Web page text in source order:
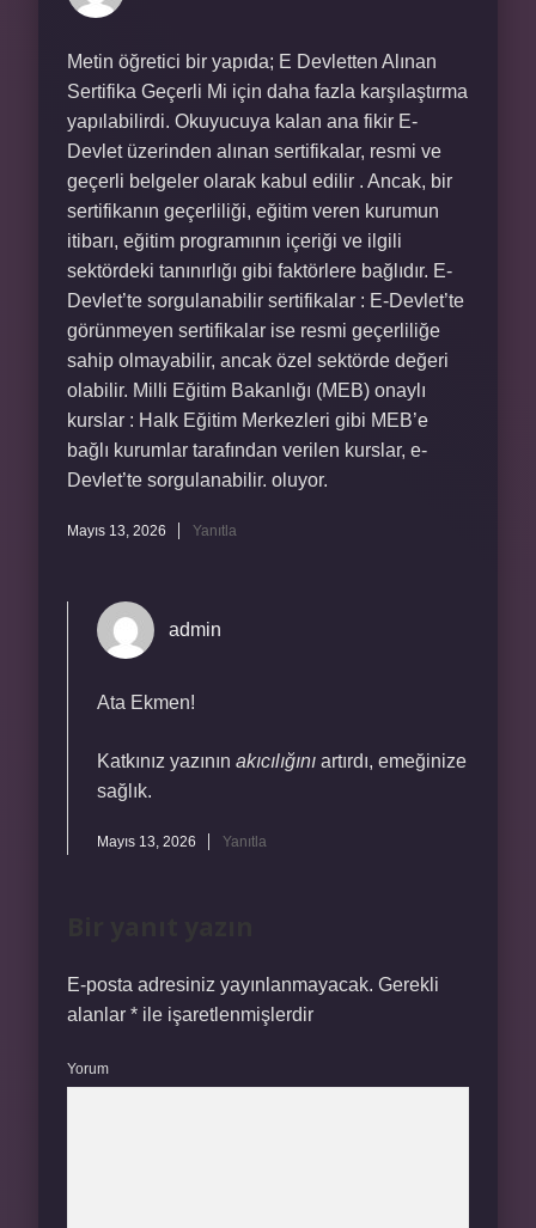
Metin öğretici bir yapıda; E Devletten Alınan
Sertifika Geçerli Mi için daha fazla karşılaştırma
yapılabilirdi. Okuyucuya kalan ana fikir E-
Devlet üzerinden alınan sertifikalar, resmi ve
geçerli belgeler olarak kabul edilir . Ancak, bir
sertifikanın geçerliliği, eğitim veren kurumun
itibarı, eğitim programının içeriği ve ilgili
sektördeki tanınırlığı gibi faktörlere bağlıdır. E-
Devlet’te sorgulanabilir sertifikalar : E-Devlet’te
görünmeyen sertifikalar ise resmi geçerliliğe
sahip olmayabilir, ancak özel sektörde değeri
olabilir. Milli Eğitim Bakanlığı (MEB) onaylı
kurslar : Halk Eğitim Merkezleri gibi MEB’e
bağlı kurumlar tarafından verilen kurslar, e-
Devlet’te sorgulanabilir. oluyor.
Mayıs 13, 2026 Yanıtla
admin
Ata Ekmen!
Katkınız yazının akıcılığını artırdı, emeğinize
sağlık.
Mayıs 13, 2026 Yanıtla
E-posta adresiniz yayınlanmayacak. Gerekli
alanlar * ile işaretlenmişlerdir
Yorum